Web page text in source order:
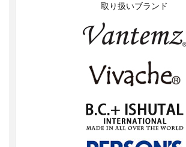
取り扱いブランド